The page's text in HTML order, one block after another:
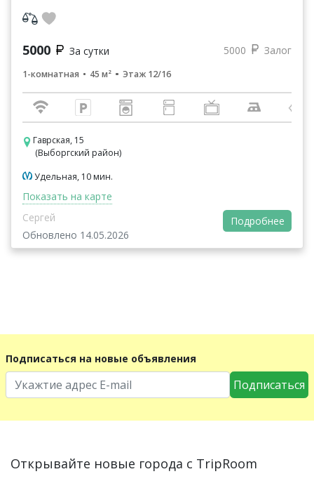
5000 За сутки 5000 Залог
1-комнатная 45 м² Этаж 12/16
Гаврская, 15
(Выборгский район)
Удельная, 10 мин.
Показать на карте
Сергей
Обновлено 14.05.2026
Подробнее
Подписаться на новые объявления
Подписаться
Открывайте новые города с TripRoom